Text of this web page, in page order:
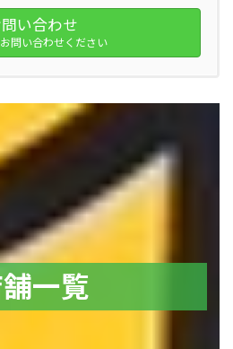
い合わせ
問い合わせください
一覧